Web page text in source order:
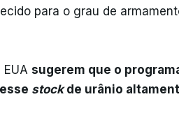
para o grau de
sugerem que o
stockde urânio